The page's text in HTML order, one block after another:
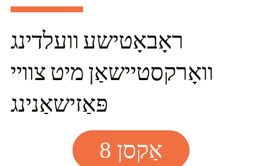
ראָבאָטישע וועלדינג
וואָרקסטיישאַן מיט צוויי
פּאַזישאַנינג
8 אַקסן